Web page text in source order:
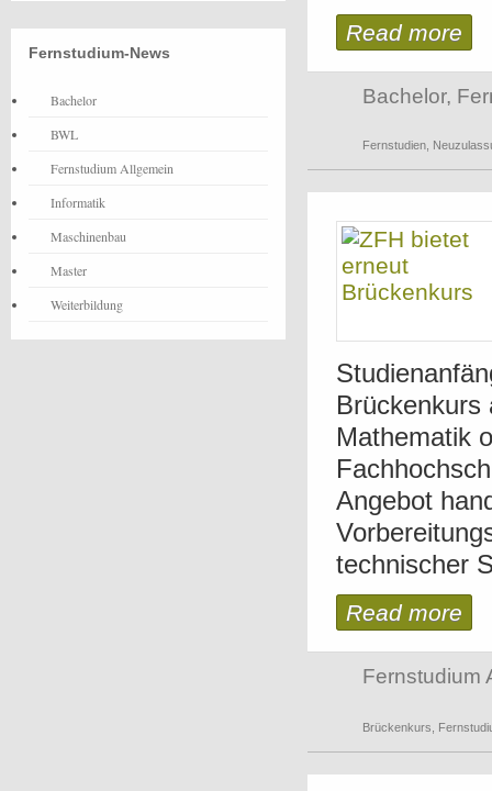
Read more
Bachelor,
Fernstudien
Brückenkurs
Mathematik
Angebot
technischer
Read more
Fernstudium
Brückenkurs
Fernstudium-News
Bachelor
BWL
Fernstudium Allgemein
Informatik
Maschinenbau
Master
Weiterbildung